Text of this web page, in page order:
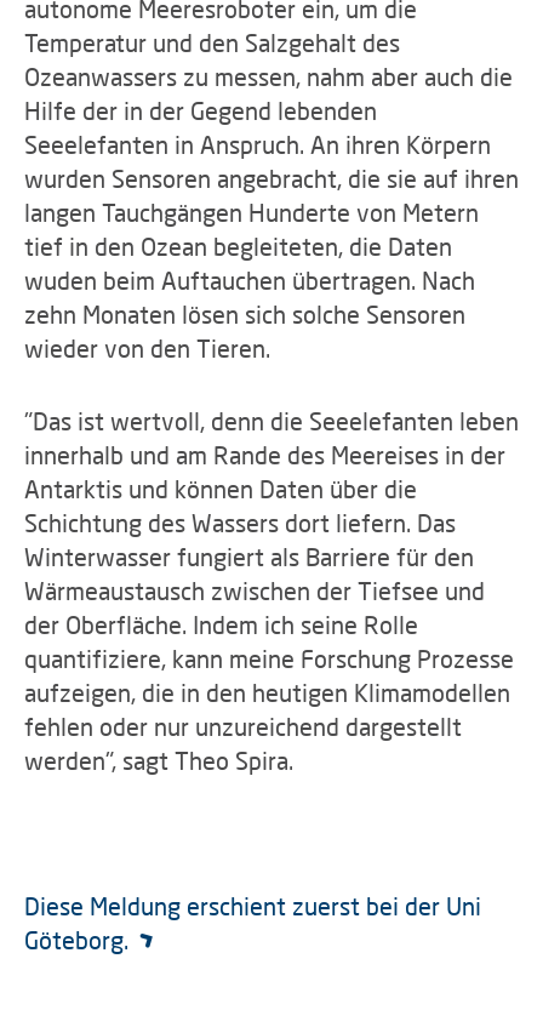
autonome Meeresroboter ein, um die
Temperatur und den Salzgehalt des
Ozeanwassers zu messen, nahm aber auch die
Hilfe der in der Gegend lebenden
Seeelefanten in Anspruch. An ihren Körpern
wurden Sensoren angebracht, die sie auf ihren
langen Tauchgängen Hunderte von Metern
tief in den Ozean begleiteten, die Daten
wuden beim Auftauchen übertragen. Nach
zehn Monaten lösen sich solche Sensoren
wieder von den Tieren.
"Das ist wertvoll, denn die Seeelefanten leben
innerhalb und am Rande des Meereises in der
Antarktis und können Daten über die
Schichtung des Wassers dort liefern. Das
Winterwasser fungiert als Barriere für den
Wärmeaustausch zwischen der Tiefsee und
der Oberfläche. Indem ich seine Rolle
quantifiziere, kann meine Forschung Prozesse
aufzeigen, die in den heutigen Klimamodellen
fehlen oder nur unzureichend dargestellt
werden", sagt Theo Spira.
Diese Meldung erschient zuerst bei der Uni
Göteborg.